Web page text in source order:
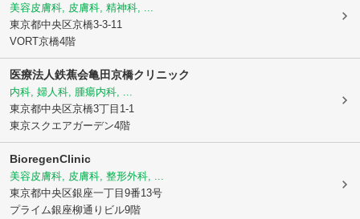
美容皮膚科, 皮膚科, 精神科, ...
東京都中央区京橋3-3-11
VORT京橋4階
医療法人鉄蕉会亀田京橋クリニック
内科, 婦人科, 腫瘍内科, ...
東京都中央区京橋3丁目1-1
東京スクエアガーデン4階
BioregenClinic
美容皮膚科, 皮膚科, 整形外科, ...
東京都中央区銀座一丁目9番13号
プライム銀座柳通りビル9階